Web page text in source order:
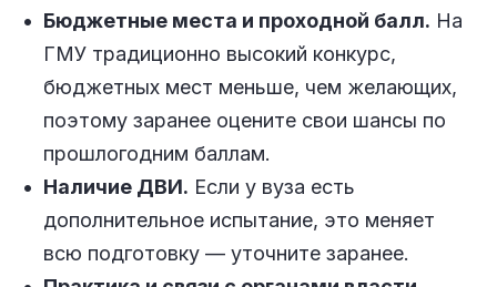
Бюджетные места и проходной балл. На
ГМУ традиционно высокий конкурс,
бюджетных мест меньше, чем желающих,
поэтому заранее оцените свои шансы по
прошлогодним баллам.
Наличие ДВИ. Если у вуза есть
дополнительное испытание, это меняет
всю подготовку — уточните заранее.